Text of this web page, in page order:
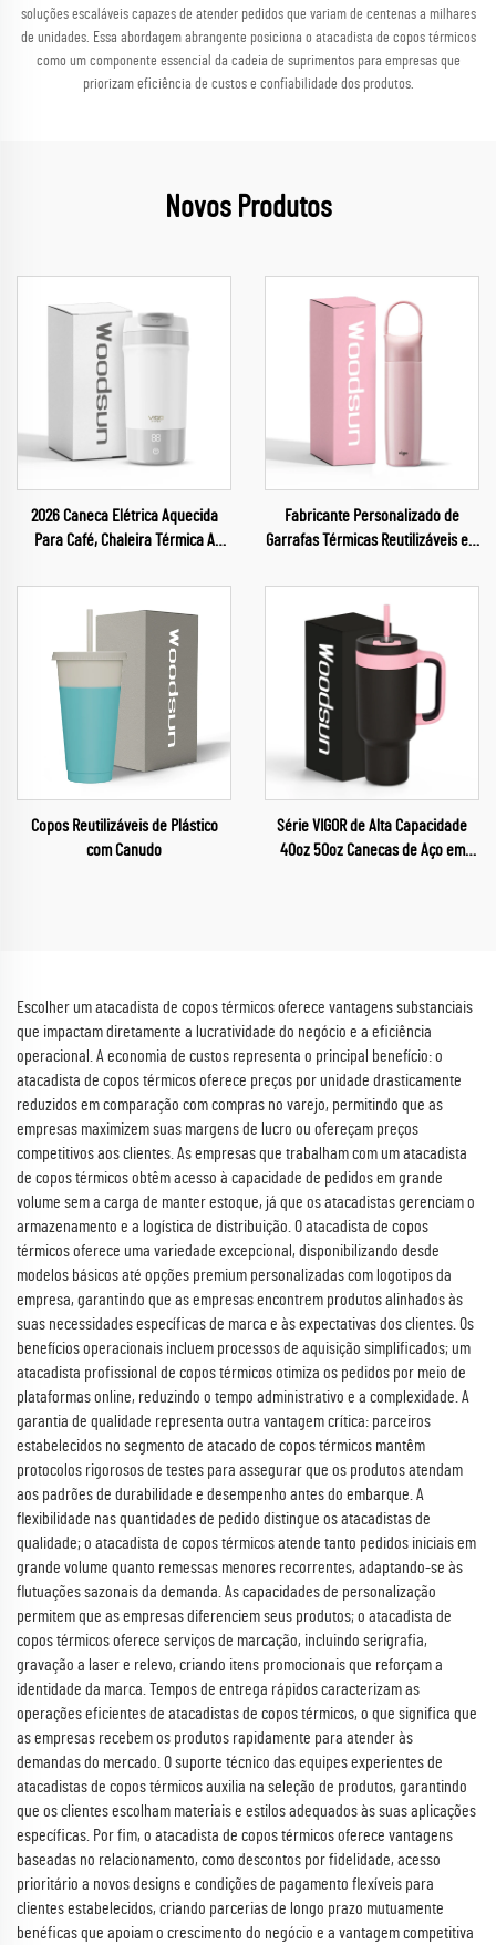
soluções escaláveis capazes de atender pedidos que variam de centenas a milhares
de unidades. Essa abordagem abrangente posiciona o atacadista de copos térmicos
como um componente essencial da cadeia de suprimentos para empresas que
priorizam eficiência de custos e confiabilidade dos produtos.
Novos Produtos
2026 Caneca Elétrica Aquecida
Para Café, Chaleira Térmica A
Inteligente
Fabricante Personalizado de
Garrafas Térmicas Reutilizáveis em
Copos Reutilizáveis de Plástico
com Canudo
Série VIGOR de Alta Capacidade
40oz 50oz Canecas de Aço em
Escolher um atacadista de copos térmicos oferece vantagens substanciais
que impactam diretamente a lucratividade do negócio e a eficiência
operacional. A economia de custos representa o principal benefício: o
atacadista de copos térmicos oferece preços por unidade drasticamente
reduzidos em comparação com compras no varejo, permitindo que as
empresas maximizem suas margens de lucro ou ofereçam preços
competitivos aos clientes. As empresas que trabalham com um atacadista
de copos térmicos obtêm acesso à capacidade de pedidos em grande
volume sem a carga de manter estoque, já que os atacadistas gerenciam o
armazenamento e a logística de distribuição. O atacadista de copos
térmicos oferece uma variedade excepcional, disponibilizando desde
modelos básicos até opções premium personalizadas com logotipos da
empresa, garantindo que as empresas encontrem produtos alinhados às
suas necessidades específicas de marca e às expectativas dos clientes. Os
benefícios operacionais incluem processos de aquisição simplificados; um
atacadista profissional de copos térmicos otimiza os pedidos por meio de
plataformas online, reduzindo o tempo administrativo e a complexidade. A
garantia de qualidade representa outra vantagem crítica: parceiros
estabelecidos no segmento de atacado de copos térmicos mantêm
protocolos rigorosos de testes para assegurar que os produtos atendam
aos padrões de durabilidade e desempenho antes do embarque. A
flexibilidade nas quantidades de pedido distingue os atacadistas de
qualidade; o atacadista de copos térmicos atende tanto pedidos iniciais em
grande volume quanto remessas menores recorrentes, adaptando-se às
flutuações sazonais da demanda. As capacidades de personalização
permitem que as empresas diferenciem seus produtos; o atacadista de
copos térmicos oferece serviços de marcação, incluindo serigrafia,
gravação a laser e relevo, criando itens promocionais que reforçam a
identidade da marca. Tempos de entrega rápidos caracterizam as
operações eficientes de atacadistas de copos térmicos, o que significa que
as empresas recebem os produtos rapidamente para atender às
demandas do mercado. O suporte técnico das equipes experientes de
atacadistas de copos térmicos auxilia na seleção de produtos, garantindo
que os clientes escolham materiais e estilos adequados às suas aplicações
específicas. Por fim, o atacadista de copos térmicos oferece vantagens
baseadas no relacionamento, como descontos por fidelidade, acesso
prioritário a novos designs e condições de pagamento flexíveis para
clientes estabelecidos, criando parcerias de longo prazo mutuamente
benéficas que apoiam o crescimento do negócio e a vantagem competitiva